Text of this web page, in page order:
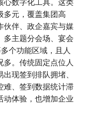
心数字化工具。这类
多元，覆盖集团高
伙伴、政企嘉宾与媒
多主题分会场、宴会
个功能区域，且人
多。传统固定点位人
现签到排队拥堵、
难、签到数据统计滞
动体验，也增加企业